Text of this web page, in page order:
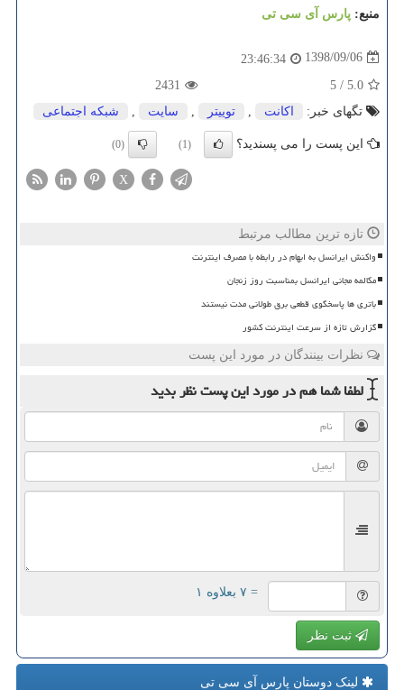
منبع: پارس آی سی تی
1398/09/06
23:46:34
5.0
/
5
2431
تگهای خبر:
اكانت توییتر سایت شبكه اجتماعی
این پست را می پسندید؟ (1)
(0)
X
تازه ترین مطالب مرتبط
واکنش ایرانسل به ابهام در رابطه با مصرف اینترنت
مکالمه مجانی ایرانسل بمناسبت روز زنجان
باتری ها پاسخگوی قطعی برق طولانی مدت نیستند
گزارش تازه از سرعت اینترنت کشور
نظرات بینندگان در مورد این پست
لطفا شما همدر مورد این پستنظر بدید
= ۷ بعلاوه ۱
ثبت نظر
لینک دوستان پارس آی سی تی